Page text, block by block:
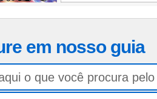
em nosso guia